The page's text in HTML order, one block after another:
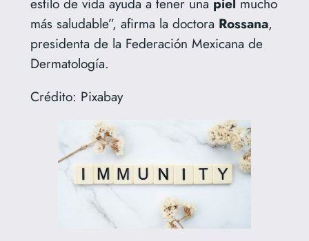
más saludable”, afirma la doctora Rossana,
presidenta de la Federación Mexicana de
Dermatología.
Crédito: Pixabay